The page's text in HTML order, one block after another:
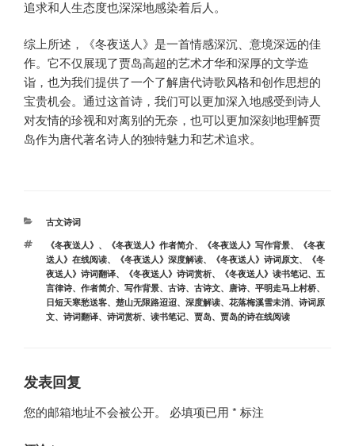
追求和人生态度也深深地感染着后人。
综上所述，《冬夜送人》是一首情感深沉、意境深远的佳
作。它不仅展现了贾岛高超的艺术才华和深厚的文学造
诣，也为我们提供了一个了解唐代诗歌风格和创作思想的
宝贵机会。通过这首诗，我们可以更加深入地感受到诗人
对友情的珍视和对离别的无奈，也可以更加深刻地理解贾
岛作为唐代著名诗人的独特魅力和艺术追求。
分
古文诗词
标
签
《冬夜送人》 、 《冬夜送人》作者简介、 《冬夜送人》写作背景、
《冬夜
送人》在线阅读、 《冬夜送人》深度解读、 《冬夜送人》诗词原文、
《冬
夜送人》诗词翻译、 《冬夜送人》诗词赏析、 《冬夜送人》读书笔记、 五
言律诗、 作者简介、 写作背景、 古诗、 古诗文、 唐诗、 平明走马上村桥、
日短天寒愁送客、 楚山无限路迢迢、 深度解读、 花落梅溪雪未消、 诗词原
文、 诗词翻译、 诗词赏析、 读书笔记、 贾岛、 贾岛的诗在线阅读
发表回复
您的邮箱地址不会被公开。 必填项已用 * 标注